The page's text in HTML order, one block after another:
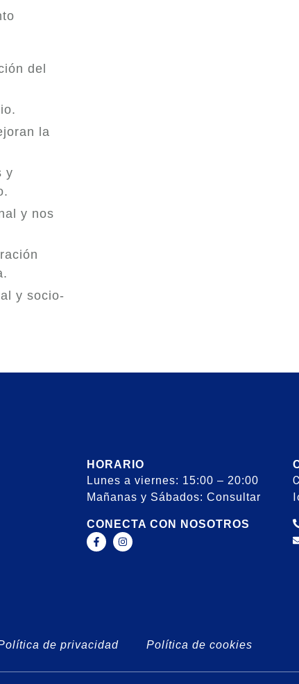
del
la
y
y nos
y socio-
HORARIO
Lunes a viernes: 15:00 – 20:00
Mañanas y Sábados: Consultar
CONECTA CON NOSOTROS
de privacidad Política de cookies